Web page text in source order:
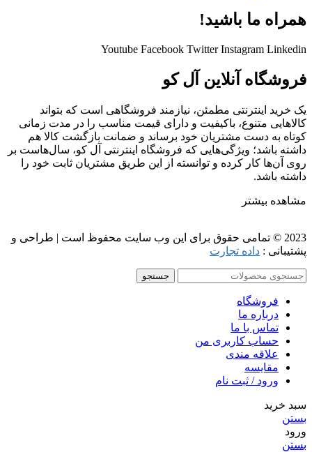
همراه ما باشید!
Youtube Facebook Twitter Instagram Linkedin
فروشگاه آنلاین آل کو
یک خرید اینترنتی مطمئن، نیازمند فروشگاهی است که بتواند
کالاهایی متنوع، باکیفیت و دارای قیمت مناسب را در مدت زمانی
کوتاه به دست مشتریان خود برساند و ضمانت بازگشت کالا هم
داشته باشد؛ ویژگی‌هایی که فروشگاه اینترنتی آل کو، سال‌هاست بر
روی آن‌ها کار کرده و توانسته از این طریق مشتریان ثابت خود را
داشته باشد.
مشاهده بیشتر
2023 © تمامی حقوق برای این وب سایت محفوظ است | طراحی و
پشتیبانی : داده تجارت
جستجو
فروشگاه
درباره ما
تماس با ما
حساب کاربری من
علاقه مندی
مقايسه
ورود / ثبت نام
سبد خرید
بستن
ورود
بستن